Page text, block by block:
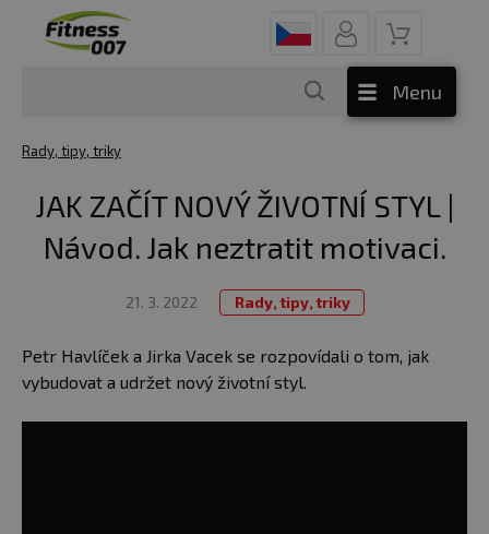
Menu
Rady, tipy, triky
JAK ZAČÍT NOVÝ ŽIVOTNÍ STYL |
Návod. Jak neztratit motivaci.
21. 3. 2022 Rady, tipy, triky
Petr Havlíček a Jirka Vacek se rozpovídali o tom, jak
vybudovat a udržet nový životní styl.